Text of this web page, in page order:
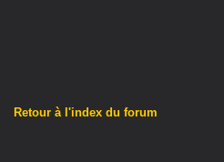
Retour à l'index du forum